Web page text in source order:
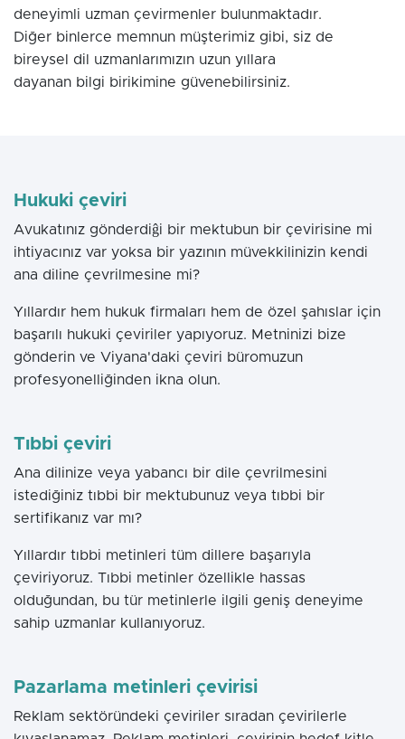
deneyimli uzman çevirmenler bulunmaktadır.
Diğer binlerce memnun müşterimiz gibi, siz de
bireysel dil uzmanlarımızın uzun yıllara
dayanan bilgi birikimine güvenebilirsiniz.
Hukuki çeviri
Avukatınız gönderdiĝi bir mektubun bir çevirisine mi
ihtiyacınız var yoksa bir yazının müvekkilinizin kendi
ana diline çevrilmesine mi?
Yıllardır hem hukuk firmaları hem de özel şahıslar için
başarılı hukuki çeviriler yapıyoruz. Metninizi bize
gönderin ve Viyana'daki çeviri büromuzun
profesyonelliğinden ikna olun.
Tıbbi çeviri
Ana dilinize veya yabancı bir dile çevrilmesini
istediğiniz tıbbi bir mektubunuz veya tıbbi bir
sertifikanız var mı?
Yıllardır tıbbi metinleri tüm dillere başarıyla
çeviriyoruz. Tıbbi metinler özellikle hassas
olduğundan, bu tür metinlerle ilgili geniş deneyime
sahip uzmanlar kullanıyoruz.
Pazarlama metinleri çevirisi
Reklam sektöründeki çeviriler sıradan çevirilerle